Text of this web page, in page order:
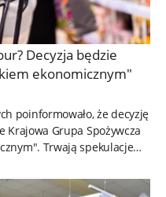
Decyzja będzie
ekonomicznym"
poinformowało, że decyzję
Grupa Spożywcza
Trwają spekulacje